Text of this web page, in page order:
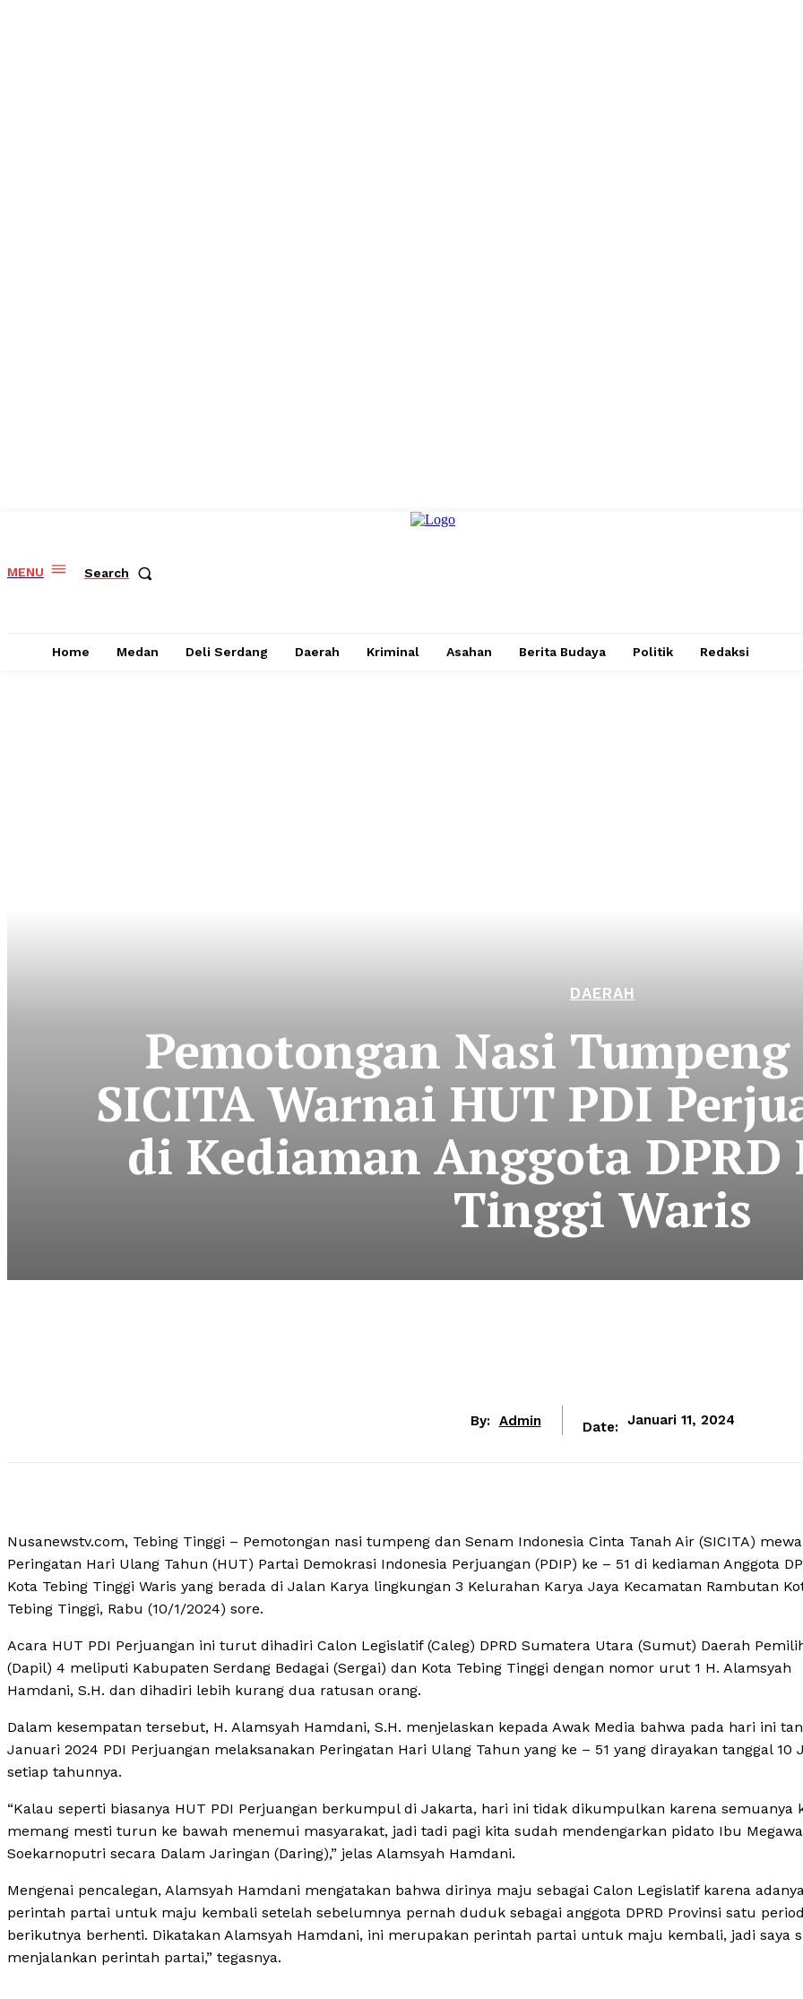
MENU Search
Home Medan Deli Serdang Daerah Kriminal Asahan Berita Budaya Politik Redaksi
DAERAH
Pemotongan Nasi Tumpeng
SICITA Warnai HUT PDI
di Kediaman Anggota
Tinggi Waris
By: Admin Date: Januari 11, 2024
Nusanewstv.com, Tebing Tinggi – Pemotongan nasi tumpeng dan Senam Indonesia Cinta Tanah Air (SICITA)
Peringatan Hari Ulang Tahun (HUT) Partai Demokrasi Indonesia Perjuangan (PDIP) ke – 51 di kediaman Anggota
Kota Tebing Tinggi Waris yang berada di Jalan Karya lingkungan 3 Kelurahan Karya Jaya Kecamatan Rambutan
Tebing Tinggi, Rabu (10/1/2024) sore.
Acara HUT PDI Perjuangan ini turut dihadiri Calon Legislatif (Caleg) DPRD Sumatera Utara (Sumut) Daerah
(Dapil) 4 meliputi Kabupaten Serdang Bedagai (Sergai) dan Kota Tebing Tinggi dengan nomor urut 1 H. Alamsyah
Hamdani, S.H. dan dihadiri lebih kurang dua ratusan orang.
Dalam kesempatan tersebut, H. Alamsyah Hamdani, S.H. menjelaskan kepada Awak Media bahwa pada hari ini
Januari 2024 PDI Perjuangan melaksanakan Peringatan Hari Ulang Tahun yang ke – 51 yang dirayakan tanggal 10
setiap tahunnya.
“Kalau seperti biasanya HUT PDI Perjuangan berkumpul di Jakarta, hari ini tidak dikumpulkan karena semuanya
memang mesti turun ke bawah menemui masyarakat, jadi tadi pagi kita sudah mendengarkan pidato Ibu
Soekarnoputri secara Dalam Jaringan (Daring),” jelas Alamsyah Hamdani.
Mengenai pencalegan, Alamsyah Hamdani mengatakan bahwa dirinya maju sebagai Calon Legislatif karena
perintah partai untuk maju kembali setelah sebelumnya pernah duduk sebagai anggota DPRD Provinsi satu
berikutnya berhenti. Dikatakan Alamsyah Hamdani, ini merupakan perintah partai untuk maju kembali, jadi saya
menjalankan perintah partai,” tegasnya.